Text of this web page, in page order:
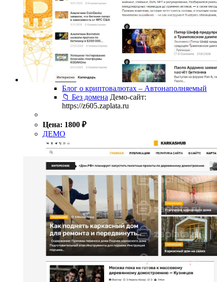
Блог о криптовалютах – Автонаполняемый
📁 Без домена Демо-сайт:
https://z605.zaplata.ru
Цена: 1800 ₽
ДЕМО